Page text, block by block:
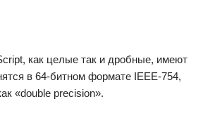
как целые так и дробные, имеют
в 64-битном формате IEEE-754,
«double precision».